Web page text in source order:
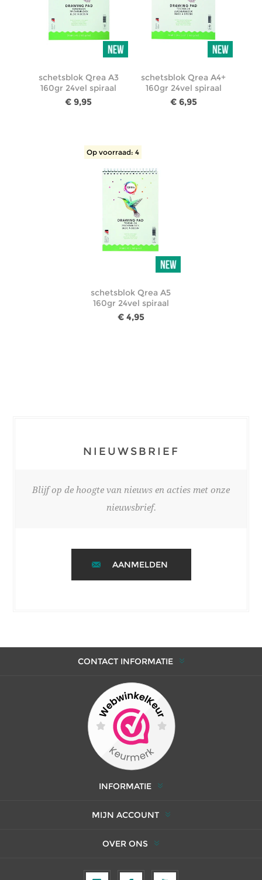
schetsblok Qrea A3
160gr 24vel spiraal
€ 9,95
schetsblok Qrea A4+
160gr 24vel spiraal
€ 6,95
Op voorraad: 4
schetsblok Qrea A5
160gr 24vel spiraal
€ 4,95
NIEUWSBRIEF
Blijf op de hoogte van nieuws en acties met onze
nieuwsbrief.
AANMELDEN
CONTACT INFORMATIE
INFORMATIE
MIJN ACCOUNT
OVER ONS